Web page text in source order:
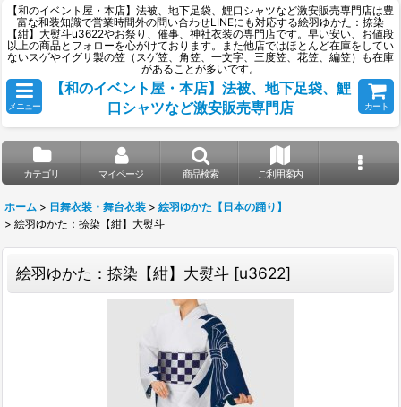
【和のイベント屋・本店】法被、地下足袋、鯉口シャツなど激安販売専門店は豊
富な和装知識で営業時間外の問い合わせLINEにも対応する絵羽ゆかた：捺染
【紺】大熨斗u3622やお祭り、催事、神社衣装の専門店です。早い安い、お値段
以上の商品とフォローを心がけております。また他店ではほとんど在庫をしてい
ないスゲやイグサ製の笠（スゲ笠、角笠、一文字、三度笠、花笠、編笠）も在庫
があることが多いです。
メニュー
【和のイベント屋・本店】法被、地下足袋、鯉
口シャツなど激安販売専門店
カート
カテゴリ マイページ 商品検索 ご利用案内
ホーム > 日舞衣装・舞台衣装 > 絵羽ゆかた【日本の踊り】
> 絵羽ゆかた：捺染【紺】大熨斗
絵羽ゆかた：捺染【紺】大熨斗 [u3622]